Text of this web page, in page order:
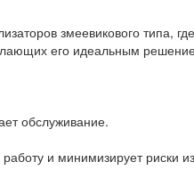
змеевикового типа,
его идеальным
обслуживание.
и минимизирует риски